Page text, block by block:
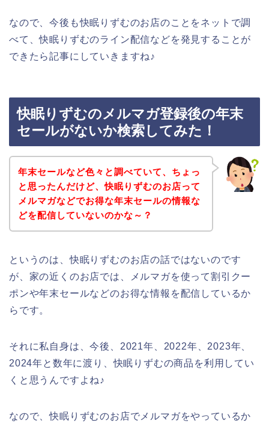
なので、今後も快眠りずむのお店のことをネットで調
べて、快眠りずむのライン配信などを発見することが
できたら記事にしていきますね♪
快眠りずむのメルマガ登録後の年末
セールがないか検索してみた！
年末セールなど色々と調べていて、ちょっ
と思ったんだけど、快眠りずむのお店って
メルマガなどでお得な年末セールの情報な
どを配信していないのかな～？
というのは、快眠りずむのお店の話ではないのです
が、家の近くのお店では、メルマガを使って割引クー
ポンや年末セールなどのお得な情報を配信しているか
らです。
それに私自身は、今後、2021年、2022年、2023年、
2024年と数年に渡り、快眠りずむの商品を利用してい
くと思うんですよね♪
なので、快眠りずむのお店でメルマガをやっているか